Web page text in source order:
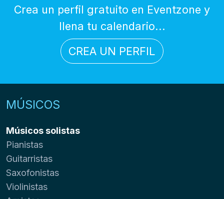
Crea un perfil gratuito en Eventzone y
llena tu calendario...
CREA UN PERFIL
MÚSICOS
Músicos solistas
Pianistas
Guitarristas
Saxofonistas
Violinistas